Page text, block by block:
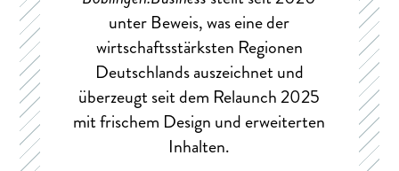
unter Beweis, was eine der
wirtschaftsstärksten Regionen
Deutschlands auszeichnet und
überzeugt seit dem Relaunch 2025
mit frischem Design und erweiterten
Inhalten.